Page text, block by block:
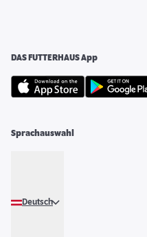
DAS FUTTERHAUS App
Sprachauswahl
Deutsch